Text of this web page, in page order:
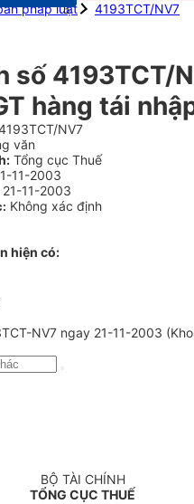
pháp luật 4193TCT/NV7
số 4193TCT/
hàng tái
NV7
văn
Tổng cục Thuế
11-2003
21-11-2003
Không xác định
hiện có:
NV7 ngay 21-11-2003
BỘ TÀI CHÍNH
TỔNG CỤC THUẾ